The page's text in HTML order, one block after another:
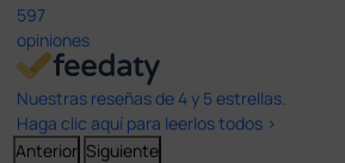
597
opiniones
Nuestras reseñas de 4 y 5 estrellas.
Haga clic aquí para leerlos todos >
Anterior Siguiente